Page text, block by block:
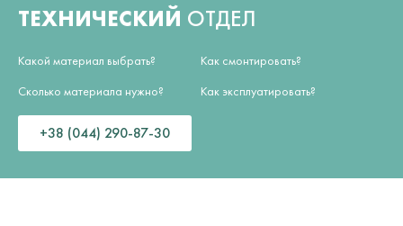
ТЕХНИЧЕСКИЙ ОТДЕЛ
Какой материал выбрать?
Сколько материала нужно?
Как смонтировать?
Как эксплуатировать?
+38 (044) 290-87-30